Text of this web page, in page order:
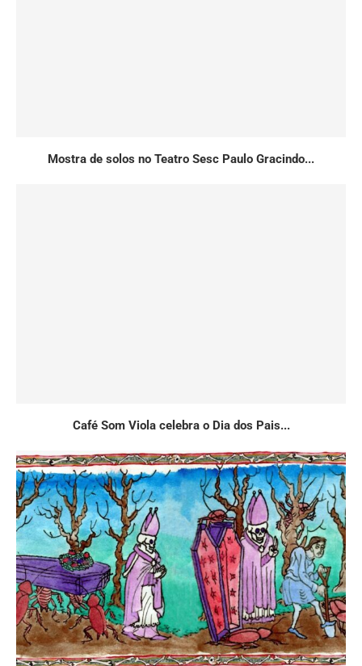
Mostra de solos no Teatro Sesc Paulo Gracindo...
Café Som Viola celebra o Dia dos Pais...